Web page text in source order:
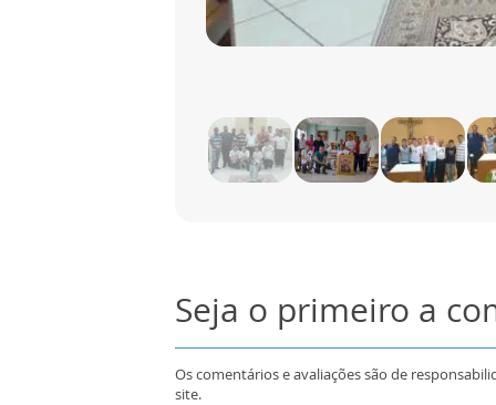
Seja o primeiro a
Os comentários e avaliações são de
site.